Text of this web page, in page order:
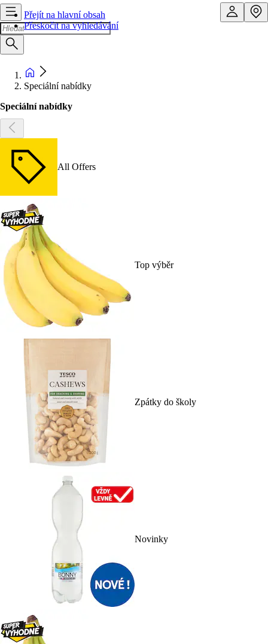
Přejít na hlavní obsah
Přeskočit na vyhledávání
Speciální nabídky
Speciální nabídky
All Offers
Top výběr
Zpátky do školy
Novinky